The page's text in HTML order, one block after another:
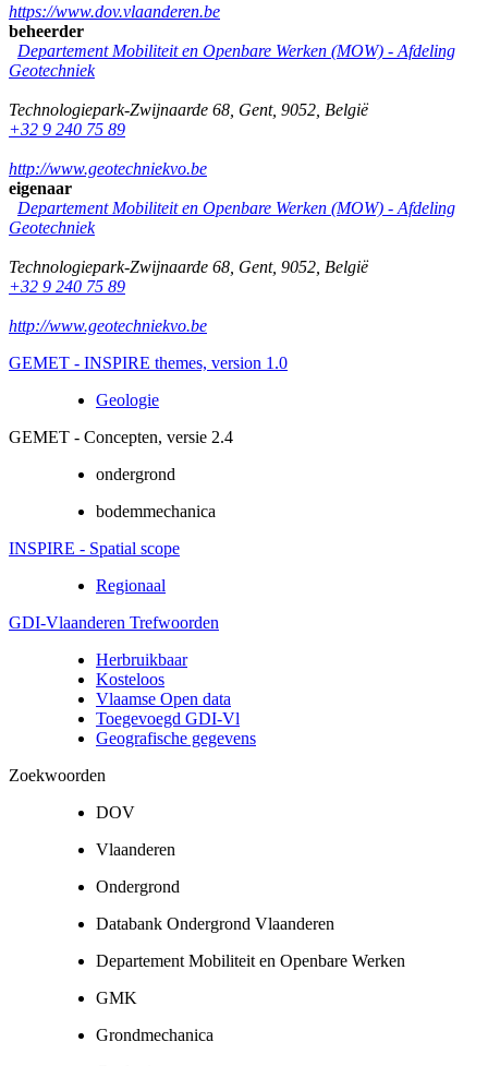
https://www.dov.vlaanderen.be
beheerder
Departement Mobiliteit en Openbare Werken (MOW) - Afdeling
Geotechniek
Technologiepark-Zwijnaarde 68 Gent, 9052 België
+32 9 240 75 89
http://www.geotechniekvo.be
eigenaar
Departement Mobiliteit en Openbare Werken (MOW) - Afdeling
Geotechniek
Technologiepark-Zwijnaarde 68 Gent, 9052 België
+32 9 240 75 89
http://www.geotechniekvo.be
GEMET - INSPIRE themes, version 1.0
Geologie
GEMET - Concepten, versie 2.4
ondergrond
bodemmechanica
INSPIRE - Spatial scope
Regionaal
GDI-Vlaanderen Trefwoorden
Herbruikbaar
Kosteloos
Vlaamse Open data
Toegevoegd GDI-Vl
Geografische gegevens
Zoekwoorden
DOV
Vlaanderen
Ondergrond
Databank Ondergrond Vlaanderen
Departement Mobiliteit en Openbare Werken
GMK
Grondmechanica